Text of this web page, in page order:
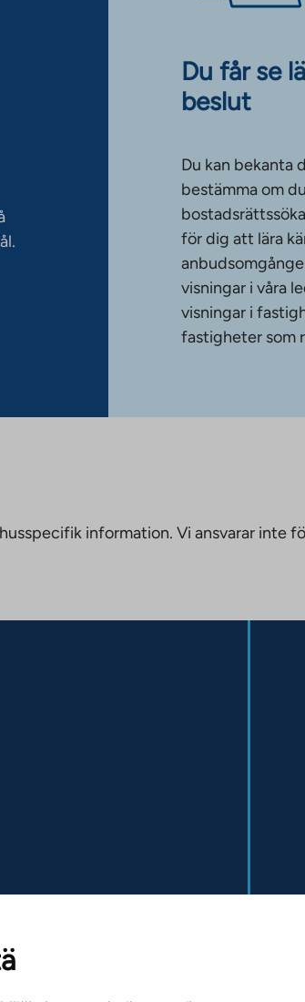
Du får se
beslut
Du kan bekanta
bestämma om
för dig att lära
visningar i våra
visningar i
fastigheter som
information. Vi ansvarar inte